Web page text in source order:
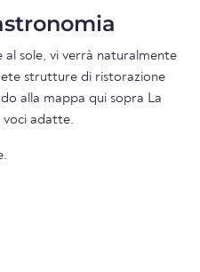
al sole, vi verrà naturalmente
strutture di ristorazione
alla mappa qui sopra La
voci adatte.